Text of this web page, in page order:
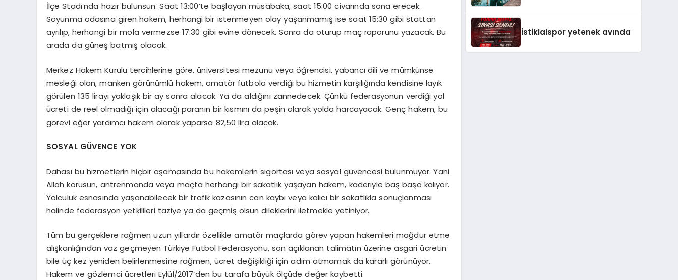
İlçe Stadı’nda hazır bulunsun. Saat 13:00’te başlayan müsabaka, saat 15:00 civarında sona erecek.
Soyunma odasına giren hakem, herhangi bir istenmeyen olay yaşanmamış ise saat 15:30 gibi stattan
ayrılıp, herhangi bir mola vermezse 17:30 gibi evine dönecek. Sonra da oturup maç raporunu yazacak. Bu
arada da güneş batmış olacak.
Merkez Hakem Kurulu tercihlerine göre, üniversitesi mezunu veya öğrencisi, yabancı dili ve mümkünse
mesleği olan, manken görünümlü hakem, amatör futbola verdiği bu hizmetin karşılığında kendisine layık
görülen 135 lirayı yaklaşık bir ay sonra alacak. Ya da aldığını zannedecek. Çünkü federasyonun verdiği yol
ücreti de reel olmadığı için alacağı paranın bir kısmını da peşin olarak yolda harcayacak. Genç hakem, bu
görevi eğer yardımcı hakem olarak yaparsa 82,50 lira alacak.
SOSYAL GÜVENCE YOK
Dahası bu hizmetlerin hiçbir aşamasında bu hakemlerin sigortası veya sosyal güvencesi bulunmuyor. Yani
Allah korusun, antrenmanda veya maçta herhangi bir sakatlık yaşayan hakem, kaderiyle baş başa kalıyor.
Yolculuk esnasında yaşanabilecek bir trafik kazasının can kaybı veya kalıcı bir sakatlıkla sonuçlanması
halinde federasyon yetkilileri taziye ya da geçmiş olsun dileklerini iletmekle yetiniyor.
Tüm bu gerçeklere rağmen uzun yıllardır özellikle amatör maçlarda görev yapan hakemleri mağdur etme
alışkanlığından vaz geçmeyen Türkiye Futbol Federasyonu, son açıklanan talimatın üzerine asgari ücretin
bile üç kez yeniden belirlenmesine rağmen, ücret değişikliği için adım atmamak da kararlı görünüyor.
Hakem ve gözlemci ücretleri Eylül/2017’den bu tarafa büyük ölçüde değer kaybetti.
İstiklalspor yetenek avında